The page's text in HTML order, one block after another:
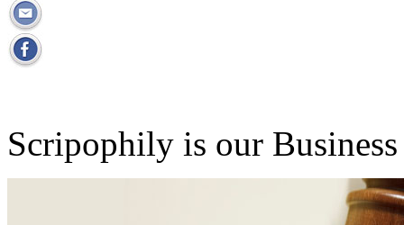
Scripophily is our